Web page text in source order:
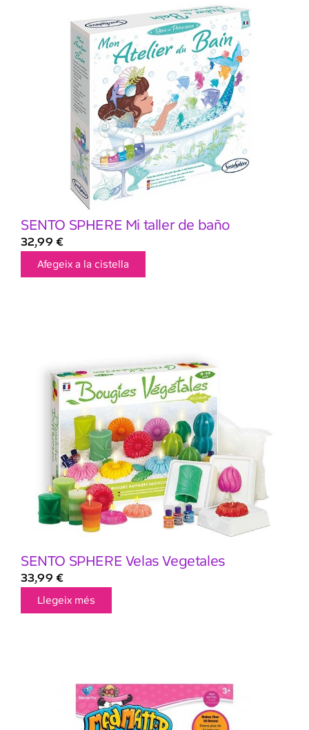
SENTO SPHERE Mi taller de baño
32,99 €
Afegeix a la cistella
SENTO SPHERE Velas Vegetales
33,99 €
Llegeix més